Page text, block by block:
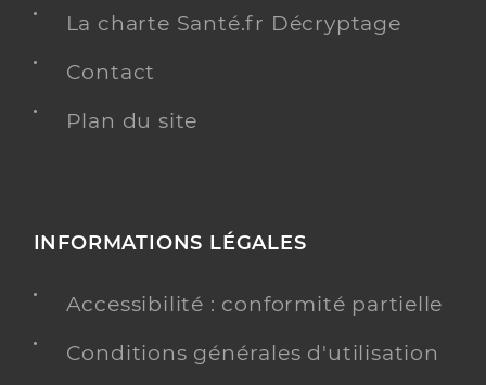
La charte Santé.fr Décryptage
Contact
Plan du site
INFORMATIONS LÉGALES
Accessibilité : conformité partielle
Conditions générales d'utilisation